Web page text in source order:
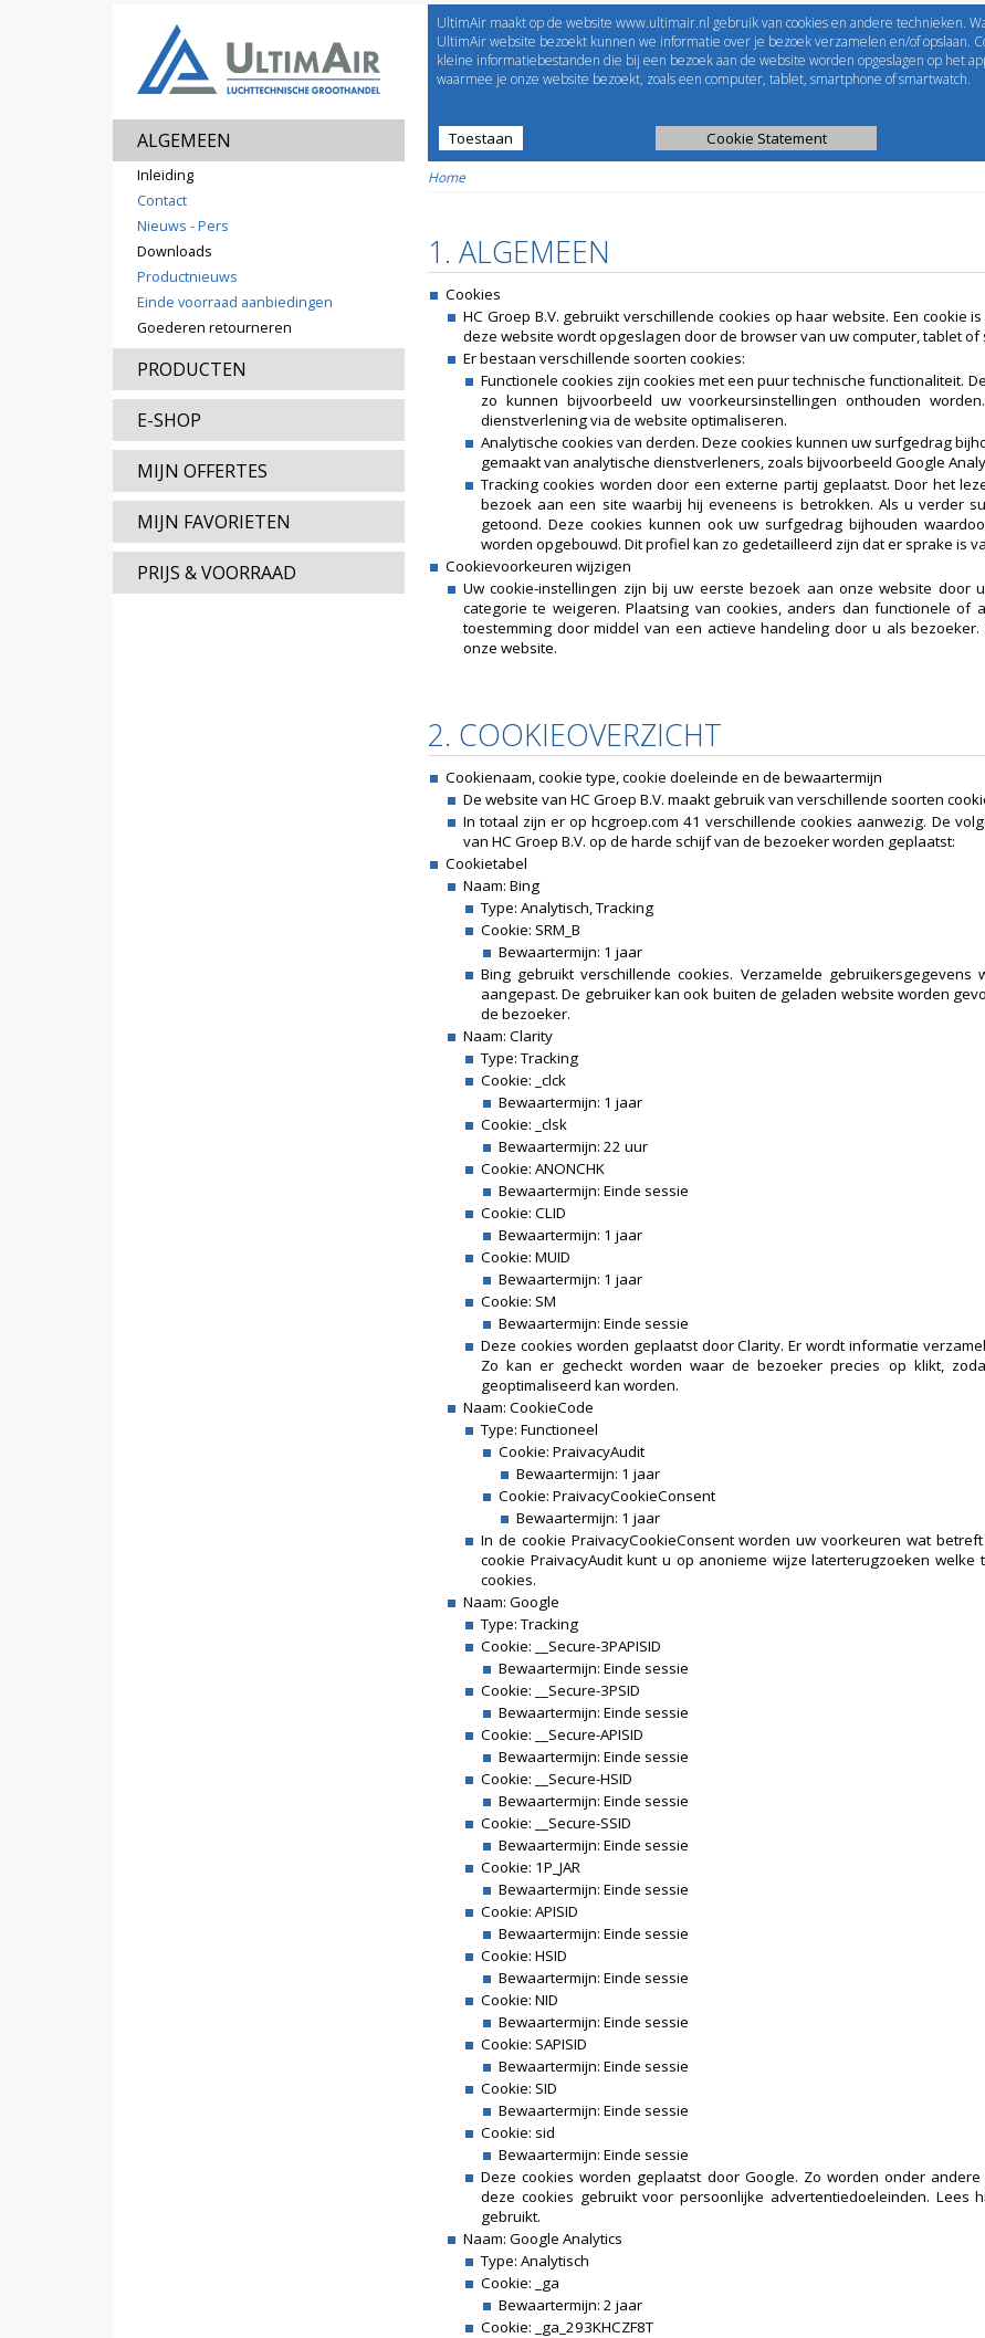
ALGEMEEN
Inleiding
Contact
Nieuws - Pers
Downloads
Productnieuws
Einde voorraad aanbiedingen
Goederen retourneren
PRODUCTEN
E-SHOP
MIJN OFFERTES
MIJN FAVORIETEN
PRIJS & VOORRAAD
EShop-nummer
Wachtwoord
Welcome toUltimAir
Prijslijst Selectie tools
UltimAir maakt op de website www.ultimair.nl gebruik van cookies en andere technieken.
UltimAir website bezoekt kunnen we informatie over je bezoek verzamelen en/of opslaan.
kleine informatiebestanden die bij een bezoek aan de website worden opgeslagen op het
waarmee je onze website bezoekt, zoals een computer, tablet, smartphone of smartwatch.
Toestaan Cookie Statement
Home
1. ALGEMEEN
Cookies
HC Groep B.V. gebruikt verschillende cookies op haar website. Een
deze website wordt opgeslagen door de browser van uw computer, tablet of
Er bestaan verschillende soorten cookies:
Functionele cookies zijn cookies met een puur technische functionaliteit.
zo kunnen bijvoorbeeld uw voorkeursinstellingen onthouden
dienstverlening via de website optimaliseren.
Analytische cookies van derden. Deze cookies kunnen uw surfgedrag
gemaakt van analytische dienstverleners, zoals bijvoorbeeld Google
Tracking cookies worden door een externe partij geplaatst. Door het
bezoek aan een site waarbij hij eveneens is betrokken. Als u verder
getoond. Deze cookies kunnen ook uw surfgedrag bijhouden
worden opgebouwd. Dit profiel kan zo gedetailleerd zijn dat er sprake is
Cookievoorkeuren wijzigen
Uw cookie-instellingen zijn bij uw eerste bezoek aan onze website door
categorie te weigeren. Plaatsing van cookies, anders dan functionele of
toestemming door middel van een actieve handeling door u als
onze website.
2. COOKIEOVERZICHT
Cookienaam, cookie type, cookie doeleinde en de bewaartermijn
De website van HC Groep B.V. maakt gebruik van verschillende soorten
In totaal zijn er op hcgroep.com 41 verschillende cookies aanwezig. De
van HC Groep B.V. op de harde schijf van de bezoeker worden geplaatst:
Cookietabel
Naam: Bing
Type: Analytisch, Tracking
Cookie: SRM_B
Bewaartermijn: 1 jaar
Bing gebruikt verschillende cookies. Verzamelde
aangepast. De gebruiker kan ook buiten de geladen website worden
de bezoeker.
Naam: Clarity
Type: Tracking
Cookie: _clck
Bewaartermijn: 1 jaar
Cookie: _clsk
Bewaartermijn: 22 uur
Cookie: ANONCHK
Bewaartermijn: Einde sessie
Cookie: CLID
Bewaartermijn: 1 jaar
Cookie: MUID
Bewaartermijn: 1 jaar
Cookie: SM
Bewaartermijn: Einde sessie
Deze cookies worden geplaatst door Clarity. Er wordt informatie
Zo kan er gecheckt worden waar de bezoeker precies op klikt,
geoptimaliseerd kan worden.
Naam: CookieCode
Type: Functioneel
Cookie: PraivacyAudit
Bewaartermijn: 1 jaar
Cookie: PraivacyCookieConsent
Bewaartermijn: 1 jaar
In de cookie PraivacyCookieConsent worden uw voorkeuren wat
cookie PraivacyAudit kunt u op anonieme wijze laterterugzoeken
cookies.
Naam: Google
Type: Tracking
Cookie: __Secure-3PAPISID
Bewaartermijn: Einde sessie
Cookie: __Secure-3PSID
Bewaartermijn: Einde sessie
Cookie: __Secure-APISID
Bewaartermijn: Einde sessie
Cookie: __Secure-HSID
Bewaartermijn: Einde sessie
Cookie: __Secure-SSID
Bewaartermijn: Einde sessie
Cookie: 1P_JAR
Bewaartermijn: Einde sessie
Cookie: APISID
Bewaartermijn: Einde sessie
Cookie: HSID
Bewaartermijn: Einde sessie
Cookie: NID
Bewaartermijn: Einde sessie
Cookie: SAPISID
Bewaartermijn: Einde sessie
Cookie: SID
Bewaartermijn: Einde sessie
Cookie: sid
Bewaartermijn: Einde sessie
Deze cookies worden geplaatst door Google. Zo worden onder
deze cookies gebruikt voor persoonlijke advertentiedoeleinden. Lees
gebruikt.
Naam: Google Analytics
Type: Analytisch
Cookie: _ga
Bewaartermijn: 2 jaar
Cookie: _ga_293KHCZF8T